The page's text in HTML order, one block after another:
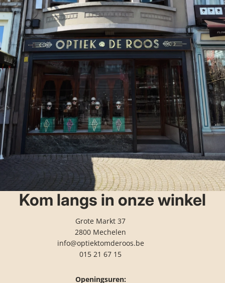
Kom langs in onze winkel
Grote Markt 37
2800 Mechelen
info@optiektomderoos.be
015 21 67 15
Openingsuren: